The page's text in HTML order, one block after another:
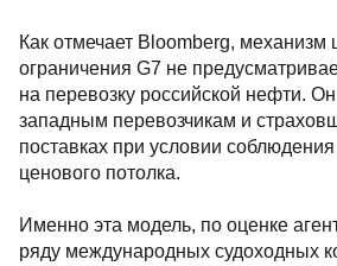
Как отмечает Bloomberg, механизм
ограничения G7 не
на перевозку российской нефти.
западным перевозчикам и
поставках при условии
ценового потолка.
Именно эта модель, по оценке
ряду международных судоходных